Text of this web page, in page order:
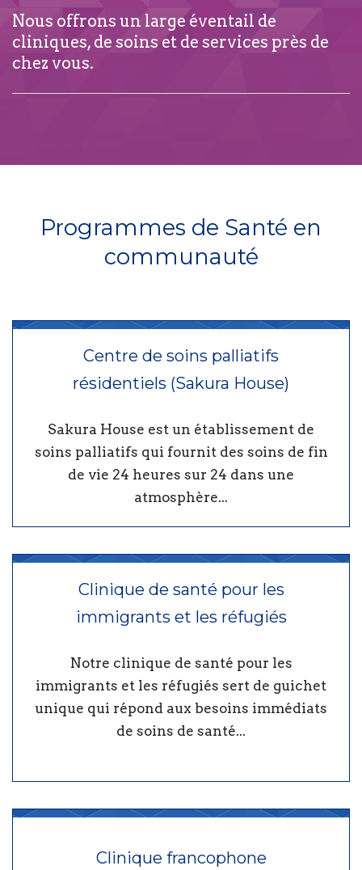
Nous offrons un large éventail de
cliniques, de soins et de services près de
chez vous.
Programmes de Santé en
communauté
Centre de soins palliatifs
résidentiels (Sakura House)
Sakura House est un établissement de
soins palliatifs qui fournit des soins de fin
de vie 24 heures sur 24 dans une
atmosphère...
Clinique de santé pour les
immigrants et les réfugiés
Notre clinique de santé pour les
immigrants et les réfugiés sert de guichet
unique qui répond aux besoins immédiats
de soins de santé...
Clinique francophone